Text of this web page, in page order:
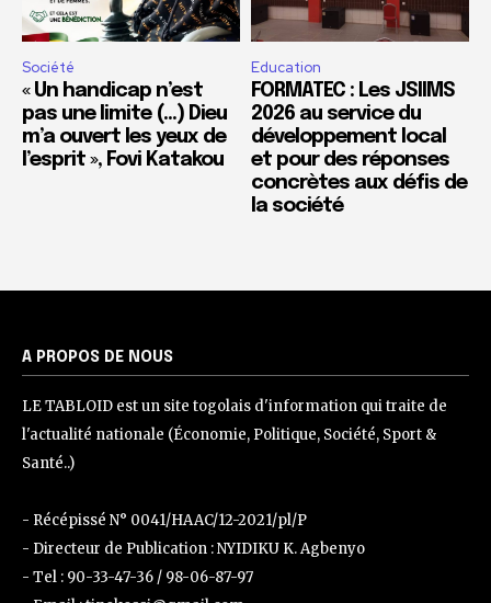
Société
« Un handicap n’est
pas une limite (…) Dieu
m’a ouvert les yeux de
l’esprit », Fovi Katakou
Education
FORMATEC : Les JSIIMS
2026 au service du
développement local
et pour des réponses
concrètes aux défis de
la société
A PROPOS DE NOUS
LE TABLOID est un site togolais d'information qui traite de
l'actualité nationale (Économie, Politique, Société, Sport &
Santé..)
- Récépissé N° 0041/HAAC/12-2021/pl/P
- Directeur de Publication : NYIDIKU K. Agbenyo
- Tel : 90-33-47-36 / 98-06-87-97